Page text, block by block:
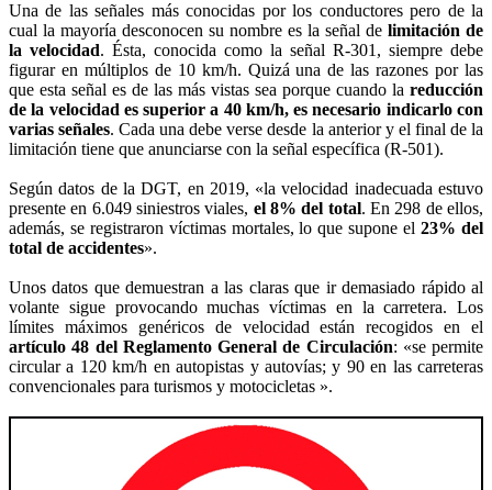
Una de las señales más conocidas por los conductores pero de la
cual la mayoría desconocen su nombre es la señal de limitación de
la velocidad. Ésta, conocida como la señal R-301, siempre debe
figurar en múltiplos de 10 km/h. Quizá una de las razones por las
que esta señal es de las más vistas sea porque cuando la reducción
de la velocidad es superior a 40 km/h, es necesario indicarlo con
varias señales. Cada una debe verse desde la anterior y el final de la
limitación tiene que anunciarse con la señal específica (R-501).
Según datos de la DGT, en 2019, «la velocidad inadecuada estuvo
presente en 6.049 siniestros viales, el 8% del total. En 298 de ellos,
además, se registraron víctimas mortales, lo que supone el23% del
total de accidentes».
Unos datos que demuestran a las claras que ir demasiado rápido al
volante sigue provocando muchas víctimas en la carretera. Los
límites máximos genéricos de velocidad están recogidos en el
artículo 48 del Reglamento General de Circulación: «se permite
circular a 120 km/h en autopistas y autovías; y 90 en las carreteras
convencionales para turismos y motocicletas ».